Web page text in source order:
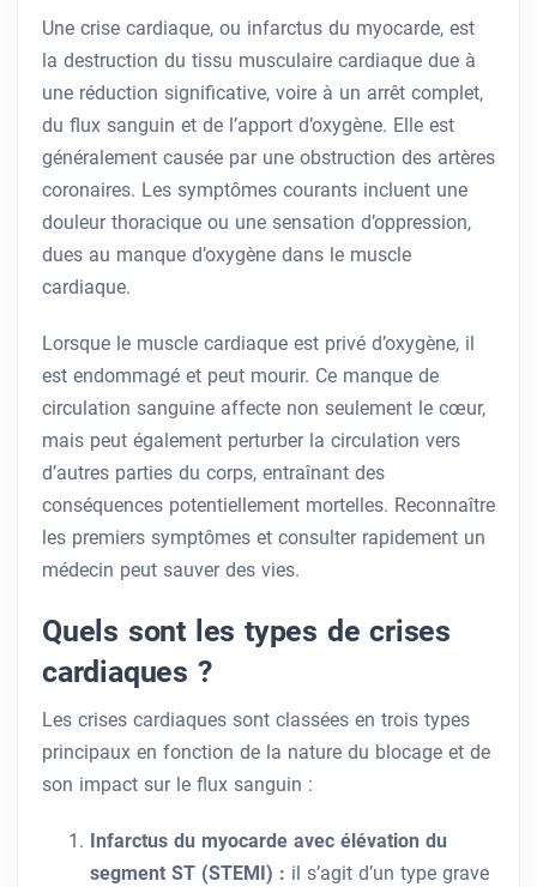
Une crise cardiaque, ou infarctus du myocarde, est
la destruction du tissu musculaire cardiaque due à
une réduction significative, voire à un arrêt complet,
du flux sanguin et de l’apport d’oxygène. Elle est
généralement causée par une obstruction des artères
coronaires. Les symptômes courants incluent une
douleur thoracique ou une sensation d’oppression,
dues au manque d’oxygène dans le muscle
cardiaque.
Lorsque le muscle cardiaque est privé d’oxygène, il
est endommagé et peut mourir. Ce manque de
circulation sanguine affecte non seulement le cœur,
mais peut également perturber la circulation vers
d’autres parties du corps, entraînant des
conséquences potentiellement mortelles. Reconnaître
les premiers symptômes et consulter rapidement un
médecin peut sauver des vies.
Quels sont les types de crises
cardiaques ?
Les crises cardiaques sont classées en trois types
principaux en fonction de la nature du blocage et de
son impact sur le flux sanguin :
Infarctus du myocarde avec élévation du
segment ST (STEMI) : il s’agit d’un type grave